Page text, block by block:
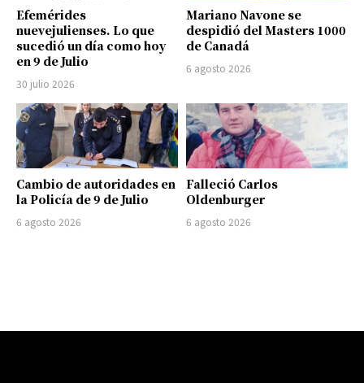
Efemérides
nuevejulienses. Lo que
sucedió un día como hoy
en 9 de Julio
30 julio 2026
Mariano Navone se
despidió del Masters 1000
de Canadá
6 agosto 2026
Cambio de autoridades en
la Policía de 9 de Julio
6 agosto 2026
Falleció Carlos
Oldenburger
6 agosto 2026